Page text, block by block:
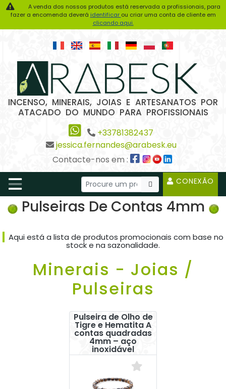
A venda dos nossos produtos está reservada a profissionais, para
fazer a encomenda deverá identificar ou criar uma conta de cliente em
clicando aqui.
INCENSO, MINERAIS, JOIAS E ARTESANATOS POR
ATACADO DO MUNDO PARA PROFISSIONAIS
+33781382437
jessica.fernandes@arabesk.eu
Contacte-nos em :
CONEXÃO
Pulseiras De Contas 4mm
Aqui está a lista de produtos promocionais com base no
stock e na sazonalidade.
Minerais - Joias /
Pulseiras
Pulseira de Olho de
Tigre e Hematita A
contas quadradas
4mm – aço
inoxidável